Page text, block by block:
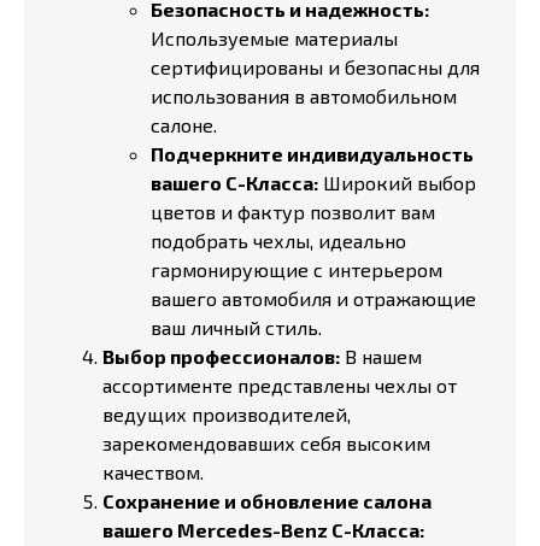
Безопасность и надежность:
Используемые материалы
сертифицированы и безопасны для
использования в автомобильном
салоне.
Подчеркните индивидуальность
вашего C-Класса: Широкий выбор
цветов и фактур позволит вам
подобрать чехлы, идеально
гармонирующие с интерьером
вашего автомобиля и отражающие
ваш личный стиль.
Выбор профессионалов: В нашем
ассортименте представлены чехлы от
ведущих производителей,
зарекомендовавших себя высоким
качеством.
Сохранение и обновление салона
вашего Mercedes-Benz C-Класса: